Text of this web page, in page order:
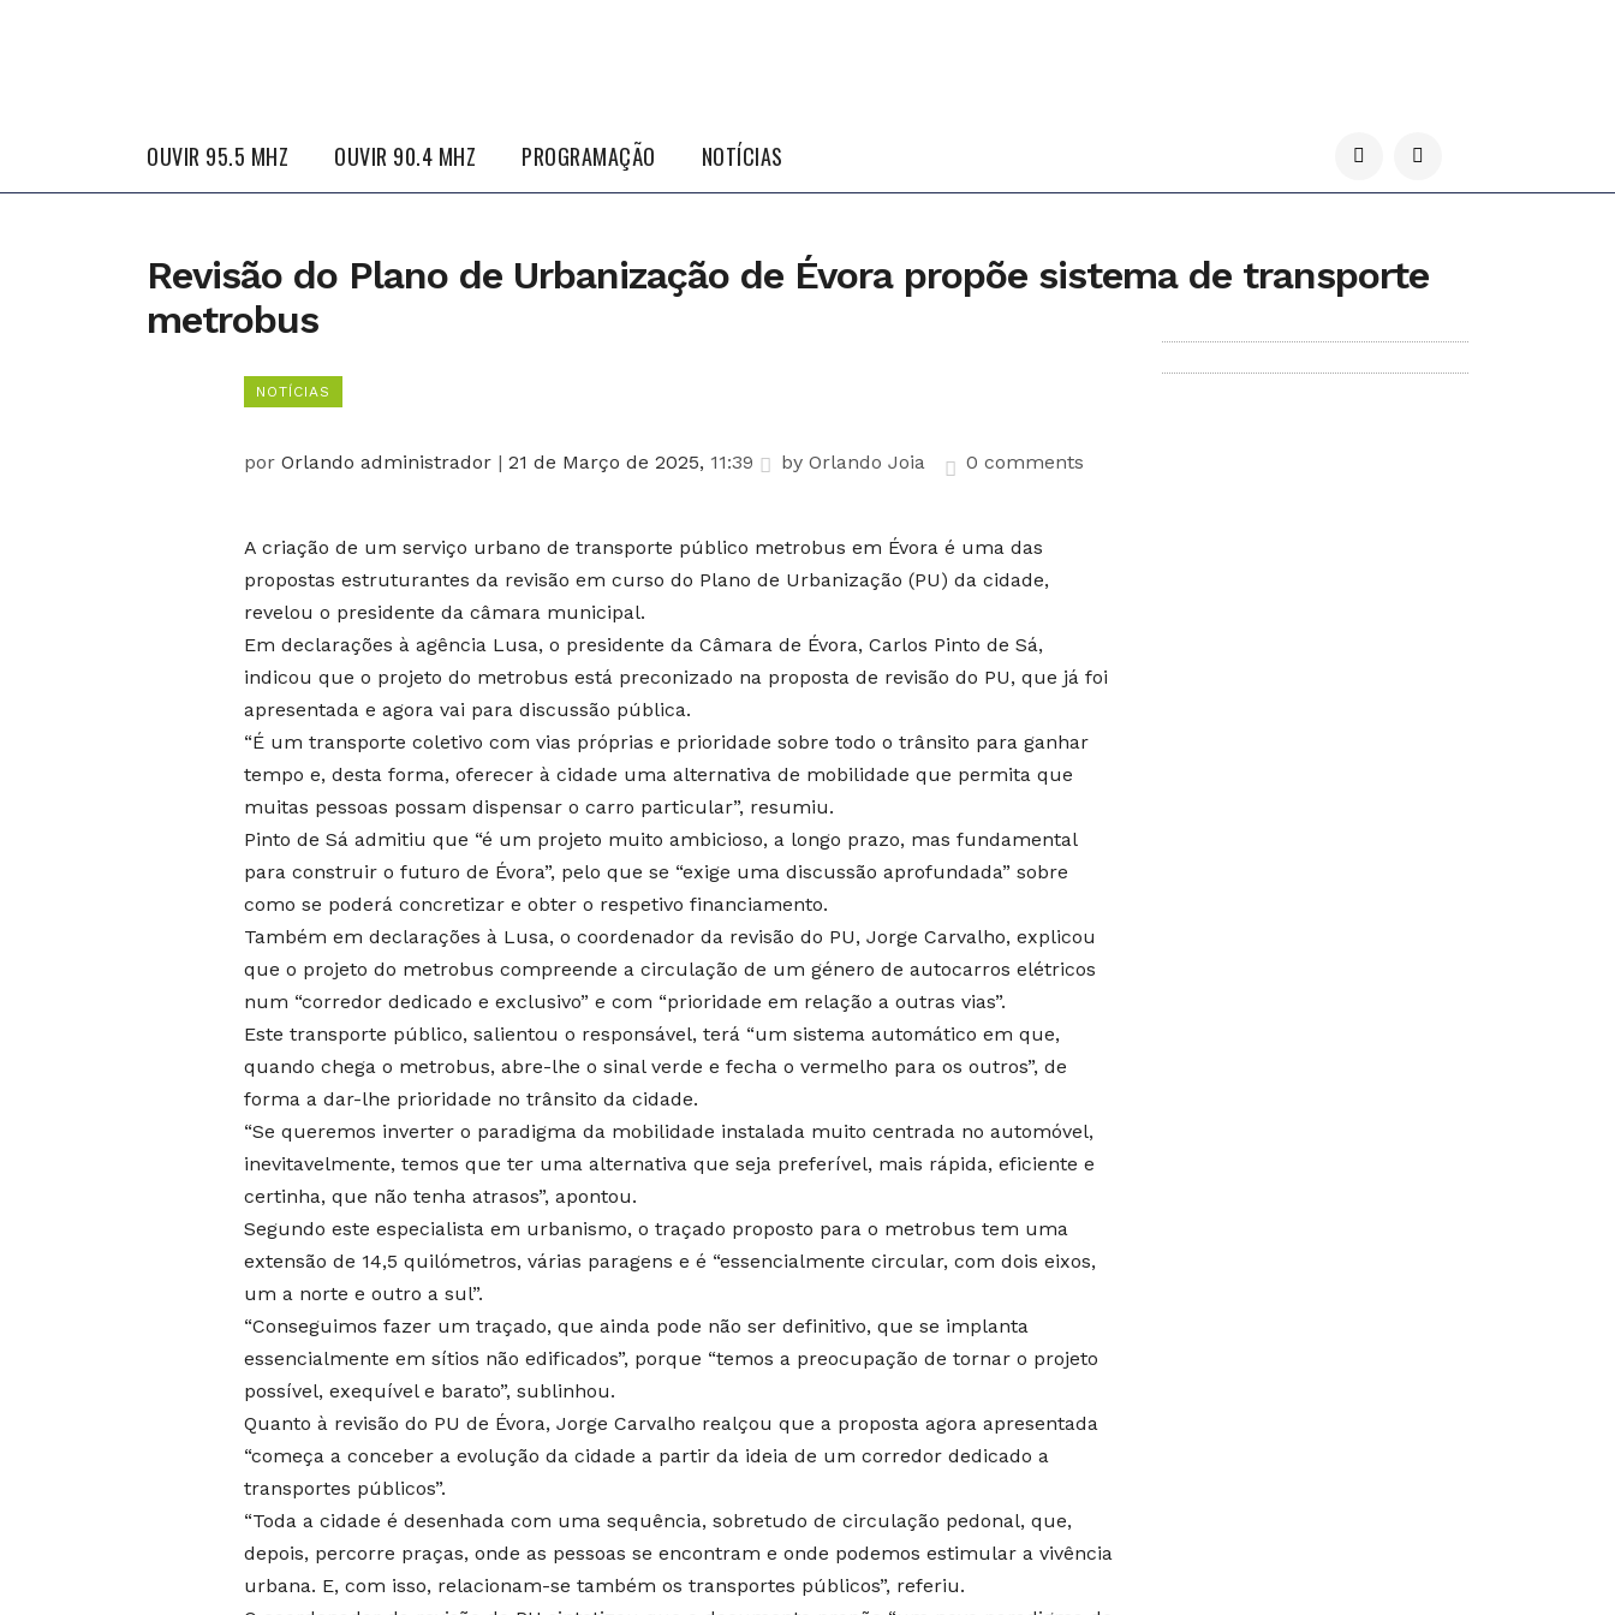
OUVIR 95.5 MHZ OUVIR 90.4 MHZ PROGRAMAÇÃO NOTÍCIAS
Revisão do Plano de Urbanização de Évora propõe sistema de transporte
metrobus
NOTÍCIAS
por Orlando administrador | 21 de Março de 2025, 11:39 by Orlando Joia 0 comments
A criação de um serviço urbano de transporte público metrobus em Évora é uma das
propostas estruturantes da revisão em curso do Plano de Urbanização (PU) da cidade,
revelou o presidente da câmara municipal.
Em declarações à agência Lusa, o presidente da Câmara de Évora, Carlos Pinto de Sá,
indicou que o projeto do metrobus está preconizado na proposta de revisão do PU, que já foi
apresentada e agora vai para discussão pública.
“É um transporte coletivo com vias próprias e prioridade sobre todo o trânsito para ganhar
tempo e, desta forma, oferecer à cidade uma alternativa de mobilidade que permita que
muitas pessoas possam dispensar o carro particular”, resumiu.
Pinto de Sá admitiu que “é um projeto muito ambicioso, a longo prazo, mas fundamental
para construir o futuro de Évora”, pelo que se “exige uma discussão aprofundada” sobre
como se poderá concretizar e obter o respetivo financiamento.
Também em declarações à Lusa, o coordenador da revisão do PU, Jorge Carvalho, explicou
que o projeto do metrobus compreende a circulação de um género de autocarros elétricos
num “corredor dedicado e exclusivo” e com “prioridade em relação a outras vias”.
Este transporte público, salientou o responsável, terá “um sistema automático em que,
quando chega o metrobus, abre-lhe o sinal verde e fecha o vermelho para os outros”, de
forma a dar-lhe prioridade no trânsito da cidade.
“Se queremos inverter o paradigma da mobilidade instalada muito centrada no automóvel,
inevitavelmente, temos que ter uma alternativa que seja preferível, mais rápida, eficiente e
certinha, que não tenha atrasos”, apontou.
Segundo este especialista em urbanismo, o traçado proposto para o metrobus tem uma
extensão de 14,5 quilómetros, várias paragens e é “essencialmente circular, com dois eixos,
um a norte e outro a sul”.
“Conseguimos fazer um traçado, que ainda pode não ser definitivo, que se implanta
essencialmente em sítios não edificados”, porque “temos a preocupação de tornar o projeto
possível, exequível e barato”, sublinhou.
Quanto à revisão do PU de Évora, Jorge Carvalho realçou que a proposta agora apresentada
“começa a conceber a evolução da cidade a partir da ideia de um corredor dedicado a
transportes públicos”.
“Toda a cidade é desenhada com uma sequência, sobretudo de circulação pedonal, que,
depois, percorre praças, onde as pessoas se encontram e onde podemos estimular a vivência
urbana. E, com isso, relacionam-se também os transportes públicos”, referiu.